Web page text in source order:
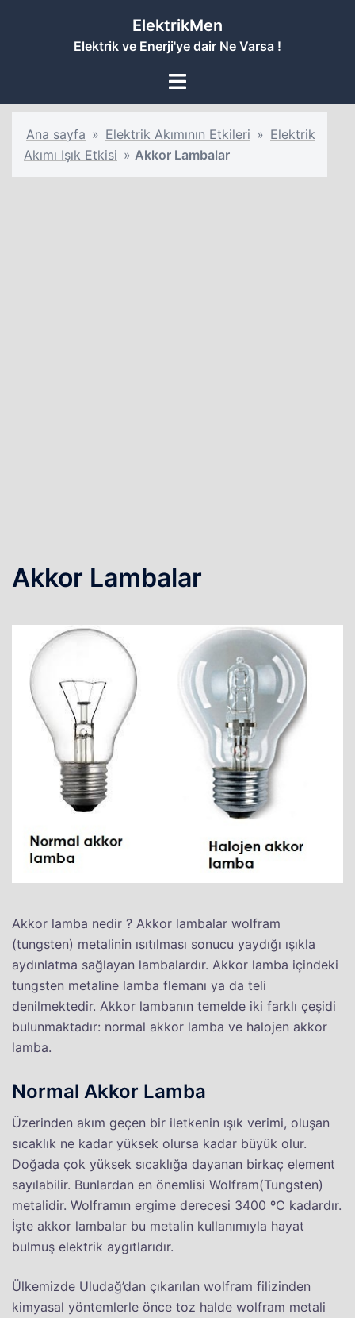
ElektrikMen
Elektrik ve Enerji'ye dair Ne Varsa !
Toggle
Ana sayfa » Elektrik Akımının Etkileri » Elektrik
Akımı Işık Etkisi » Akkor Lambalar
Akkor Lambalar
Akkor lamba nedir ? Akkor lambalar wolfram
(tungsten) metalinin ısıtılması sonucu yaydığı ışıkla
aydınlatma sağlayan lambalardır. Akkor lamba içindeki
tungsten metaline lamba flemanı ya da teli
denilmektedir. Akkor lambanın temelde iki farklı çeşidi
bulunmaktadır: normal akkor lamba ve halojen akkor
lamba.
Normal Akkor Lamba
Üzerinden akım geçen bir iletkenin ışık verimi, oluşan
sıcaklık ne kadar yüksek olursa kadar büyük olur.
Doğada çok yüksek sıcaklığa dayanan birkaç element
sayılabilir. Bunlardan en önemlisi Wolfram(Tungsten)
metalidir. Wolframın ergime derecesi 3400 ºC kadardır.
İşte akkor lambalar bu metalin kullanımıyla hayat
bulmuş elektrik aygıtlarıdır.
Ülkemizde Uludağ’dan çıkarılan wolfram filizinden
kimyasal yöntemlerle önce toz halde wolfram metali